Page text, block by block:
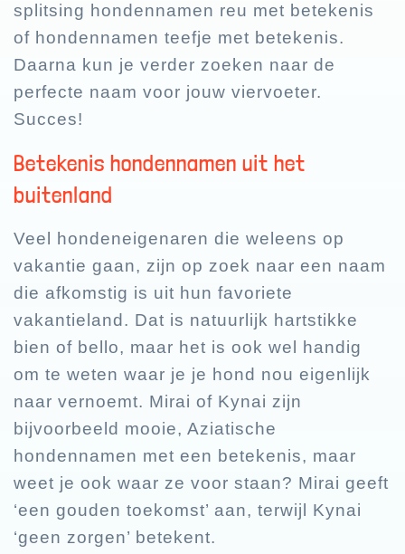
splitsing hondennamen reu met betekenis
of hondennamen teefje met betekenis.
Daarna kun je verder zoeken naar de
perfecte naam voor jouw viervoeter.
Succes!
Betekenis hondennamen uit het
buitenland
Veel hondeneigenaren die weleens op
vakantie gaan, zijn op zoek naar een naam
die afkomstig is uit hun favoriete
vakantieland. Dat is natuurlijk hartstikke
bien of bello, maar het is ook wel handig
om te weten waar je je hond nou eigenlijk
naar vernoemt. Mirai of Kynai zijn
bijvoorbeeld mooie, Aziatische
hondennamen met een betekenis, maar
weet je ook waar ze voor staan? Mirai geeft
‘een gouden toekomst’ aan, terwijl Kynai
‘geen zorgen’ betekent.